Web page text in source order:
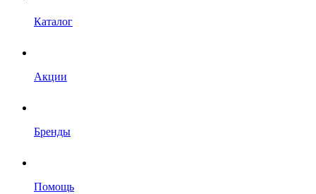
Каталог
Акции
Бренды
Помощь